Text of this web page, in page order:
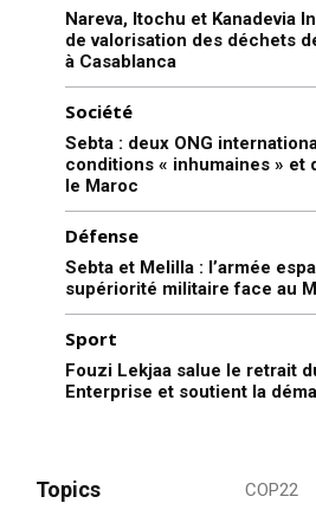
Nareva, Itochu et Kanadevia
de valorisation des déchets
à Casablanca
Société
Sebta : deux ONG
conditions « inhumaines »
le Maroc
Défense
Sebta et Melilla : l’armée
supériorité militaire face au
Sport
Fouzi Lekjaa salue le retrait
Enterprise et soutient la
Topics COP22